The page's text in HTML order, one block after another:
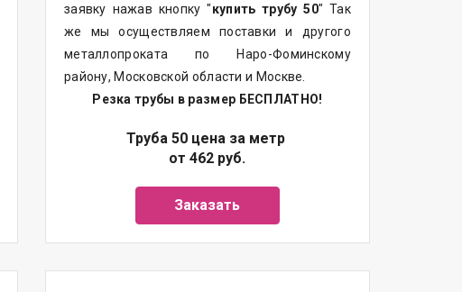
заявку нажав кнопку "купить трубу 50" Так
же мы осуществляем поставки и другого
металлопроката по Наро-Фоминскому
району, Московской области и Москве.
Резка трубы в размер БЕСПЛАТНО!
Труба 50 цена за метр
от 462 руб.
Заказать